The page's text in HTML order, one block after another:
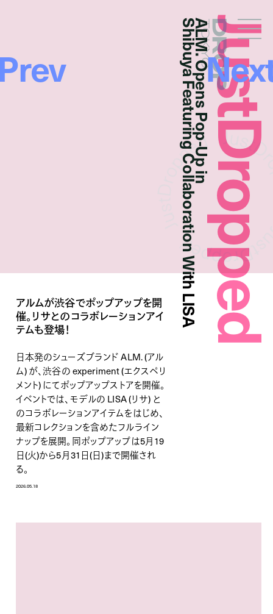
Droptokyo
ALM. Opens Pop-Up in
Shibuya Featuring Collaboration With LISA
アルムが渋谷でポップアップを開
催。リサとのコラボレーションアイ
テムも登場！
日本発のシューズブランド ALM. (アル
ム) が、渋谷の experiment (エクスペリ
メント) にてポップアップストアを開催。
イベントでは、モデルの LISA (リサ) と
のコラボレーションアイテムをはじめ、
最新コレクションを含めたフルライン
ナップを展開。同ポップアップは5月19
日(火)から5月31日(日)まで開催され
る。
2026.05.18